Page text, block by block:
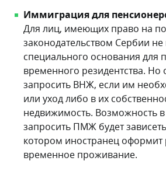
Иммиграция для
Для лиц, имеющих право на
законодательством Сербии
специального основания для
временного резидентства. Но
запросить ВНЖ, если им
или уход либо в их
недвижимость. Возможность
запросить ПМЖ будет
котором иностранец
временное проживание.